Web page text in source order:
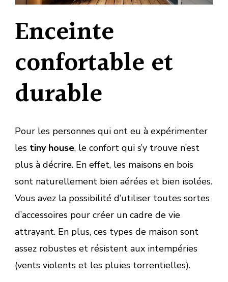
Enceinte
confortable et
durable
Pour les personnes qui ont eu à expérimenter
les tiny house, le confort qui s’y trouve n’est
plus à décrire. En effet, les maisons en bois
sont naturellement bien aérées et bien isolées.
Vous avez la possibilité d’utiliser toutes sortes
d’accessoires pour créer un cadre de vie
attrayant. En plus, ces types de maison sont
assez robustes et résistent aux intempéries
(vents violents et les pluies torrentielles).